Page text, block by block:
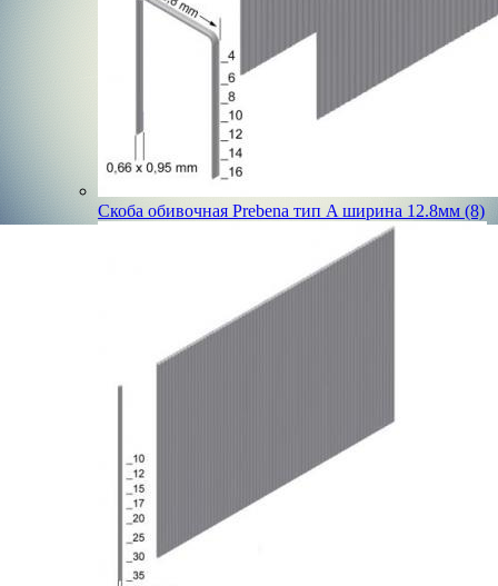
Скоба обивочная Prebena тип A ширина 12.8мм (8)